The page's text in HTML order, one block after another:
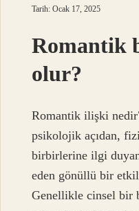
Tarih: Ocak 17, 2025
Romantik
olur?
Romantik ilişki
psikolojik açıdan,
birbirlerine ilgi
eden gönüllü bir
Genellikle cinsel bir